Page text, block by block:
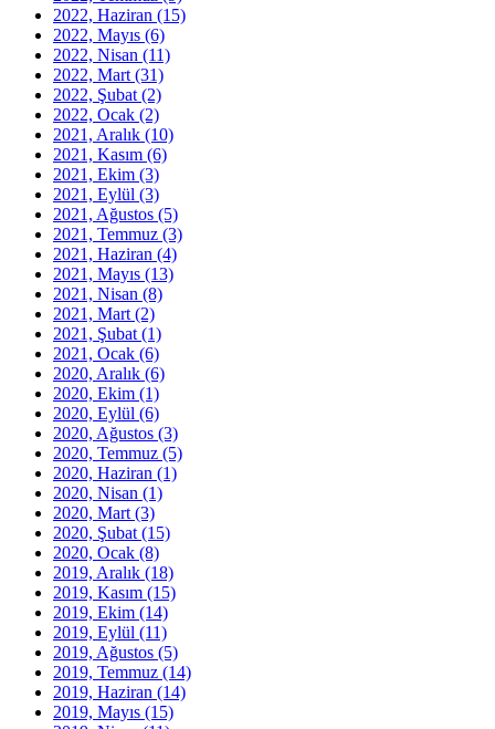
2022, Haziran (15)
2022, Mayıs (6)
2022, Nisan (11)
2022, Mart (31)
2022, Şubat (2)
2022, Ocak (2)
2021, Aralık (10)
2021, Kasım (6)
2021, Ekim (3)
2021, Eylül (3)
2021, Ağustos (5)
2021, Temmuz (3)
2021, Haziran (4)
2021, Mayıs (13)
2021, Nisan (8)
2021, Mart (2)
2021, Şubat (1)
2021, Ocak (6)
2020, Aralık (6)
2020, Ekim (1)
2020, Eylül (6)
2020, Ağustos (3)
2020, Temmuz (5)
2020, Haziran (1)
2020, Nisan (1)
2020, Mart (3)
2020, Şubat (15)
2020, Ocak (8)
2019, Aralık (18)
2019, Kasım (15)
2019, Ekim (14)
2019, Eylül (11)
2019, Ağustos (5)
2019, Temmuz (14)
2019, Haziran (14)
2019, Mayıs (15)